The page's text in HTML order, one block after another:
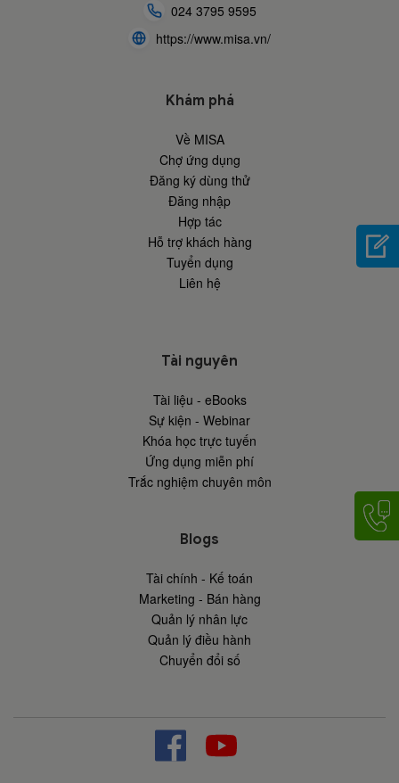
024 3795 9595
https://www.misa.vn/
Khám phá
Về MISA
Chợ ứng dụng
Đăng ký dùng thử
Đăng nhập
Hợp tác
Hỗ trợ khách hàng
Tuyển dụng
Liên hệ
Tài nguyên
Tài liệu - eBooks
Sự kiện - Webinar
Khóa học trực tuyến
Ứng dụng miễn phí
Trắc nghiệm chuyên môn
Blogs
Tài chính - Kế toán
Marketing - Bán hàng
Quản lý nhân lực
Quản lý điều hành
Chuyển đổi số